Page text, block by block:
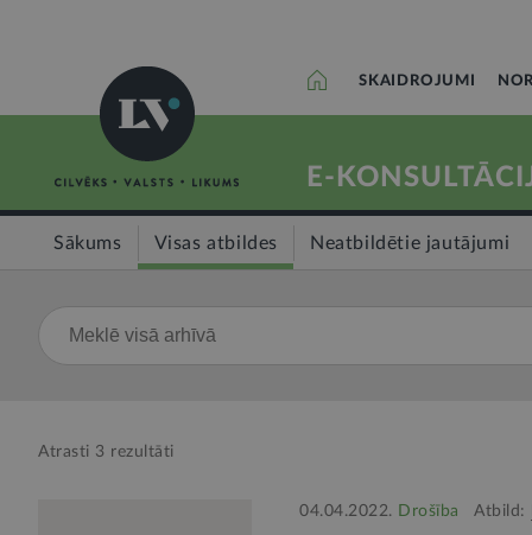
SKAIDROJUMI
E-
Sākums Visas atbildes Neatbildētie jautājumi
Atrasti 3 rezultāti
04.04.2022. Drošība Atbild: